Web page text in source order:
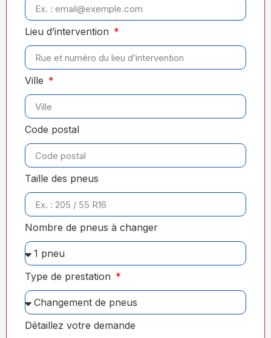
Lieu d’intervention
Ville
Code postal
Taille des pneus
Nombre de pneus à changer
Type de prestation
Détaillez votre demande